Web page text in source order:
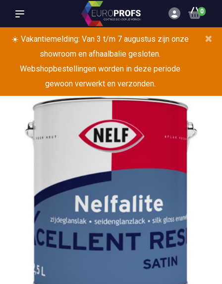
0
☀️ Vakantiemelding: Van 3 t/m 7 augustus zijn onze
showroom en afhaalbalie gesloten.
Webshopbestellingen worden in deze periode
gewoon verwerkt en verzonden.
×